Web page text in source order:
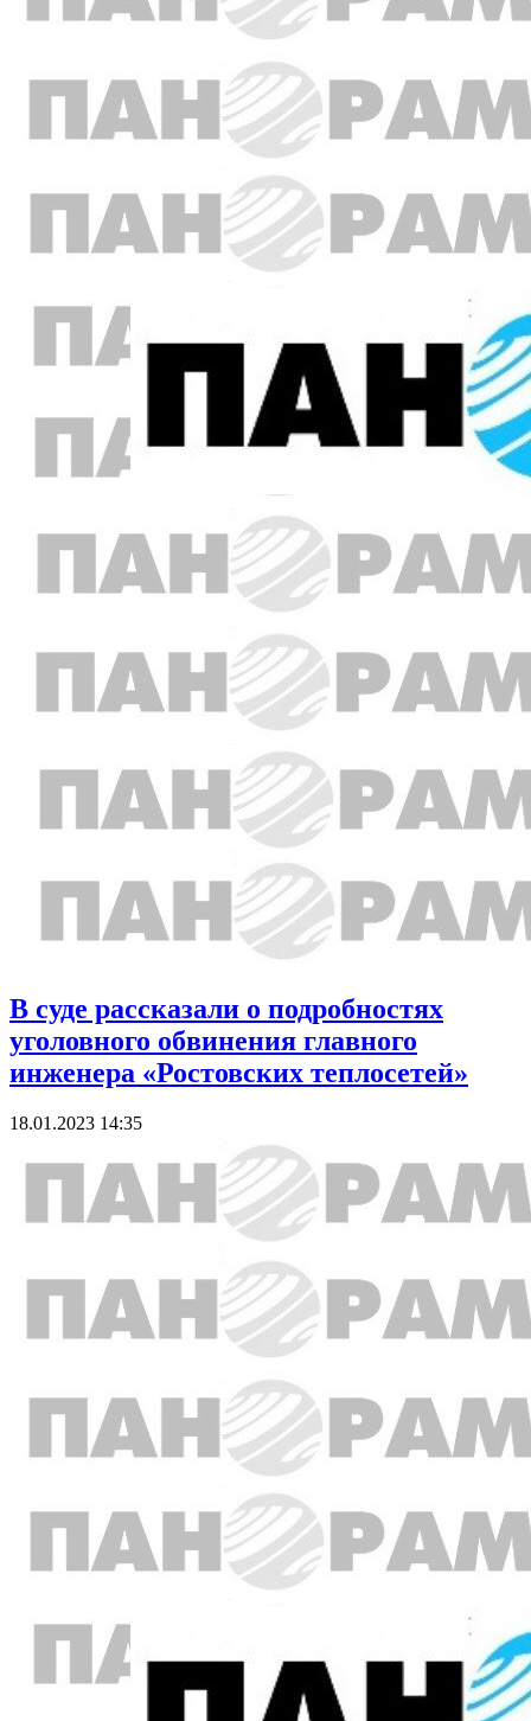
В суде рассказали о подробностях
уголовного обвинения главного
инженера «Ростовских теплосетей»
18.01.2023 14:35